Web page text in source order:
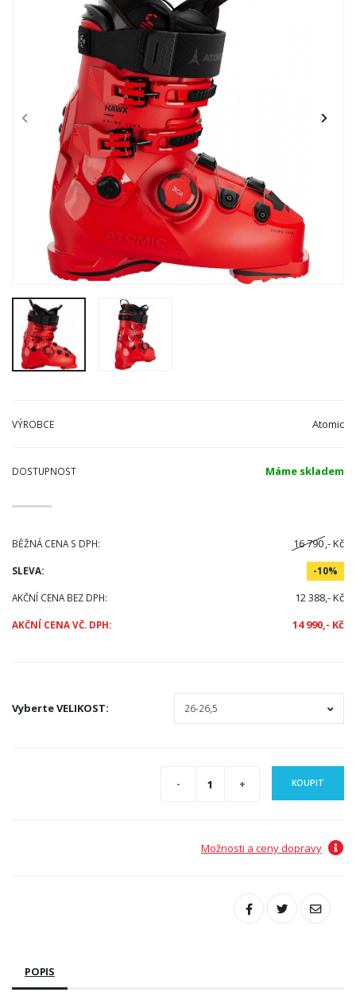
VÝROBCE Atomic
DOSTUPNOST Máme skladem
BĚŽNÁ CENA S DPH: 16 790,- Kč
SLEVA: -10%
AKČNÍ CENA BEZ DPH: 12 388,- Kč
AKČNÍ CENA VČ. DPH: 14 990,- Kč
VyberteVELIKOST:
KOUPIT
Možnosti a ceny dopravy
POPIS